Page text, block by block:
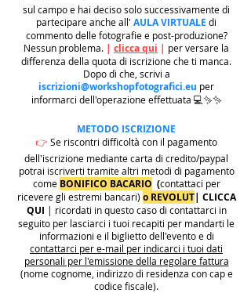
sul campo e hai deciso solo successivamente di
partecipare anche all' AULA VIRTUALE di
commento delle fotografie e post-produzione?
Nessun problema. | clicca qui | per versare la
differenza della quota di iscrizione che ti manca.
Dopo di che, scrivi a
iscrizioni@workshopfotografici.eu per
informarci dell'operazione effettuata 💻✨✨
METODO ISCRIZIONE
👉 Se riscontri difficoltà con il pagamento
dell'iscrizione mediante carta di credito/paypal
potrai iscriverti tramite altri metodi di pagamento
come BONIFICO BACARIO (contattaci per
ricevere gli estremi bancari) o REVOLUT| CLICCA
QUI | ricordati in questo caso di contattarci in
seguito per lasciarci i tuoi recapiti per mandarti le
informazioni e il biglietto dell'evento e di
contattarci per e-mail per indicarci i tuoi dati
personali per l'emissione della regolare fattura
(nome cognome, indirizzo di residenza con cap e
codice fiscale).